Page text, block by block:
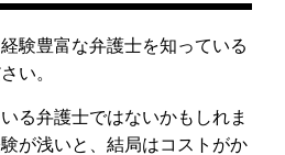
験豊富な弁護士を知っている
い。
る弁護士ではないかもしれま
が浅いと、結局はコストがか